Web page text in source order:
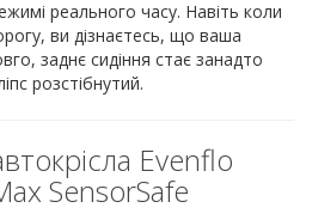
реального часу. Навіть коли
ви дізнаєтесь, що ваша
заднє сидіння стає занадто
розстібнутий.
Evenflo
SensorSafe